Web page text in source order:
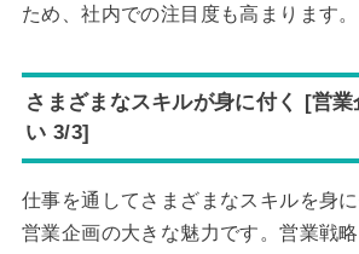
ため、社内での注目度も高まります。
さまざまなスキルが身に付く [営
い 3/3]
仕事を通してさまざまなスキルを身に
営業企画の大きな魅力です。営業戦